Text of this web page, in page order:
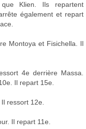
Klien. Ils repartent
également et repart
Montoya et Fisichella. Il
4e derrière Massa.
Il repart 15e.
ressort 12e.
Il repart 11e.